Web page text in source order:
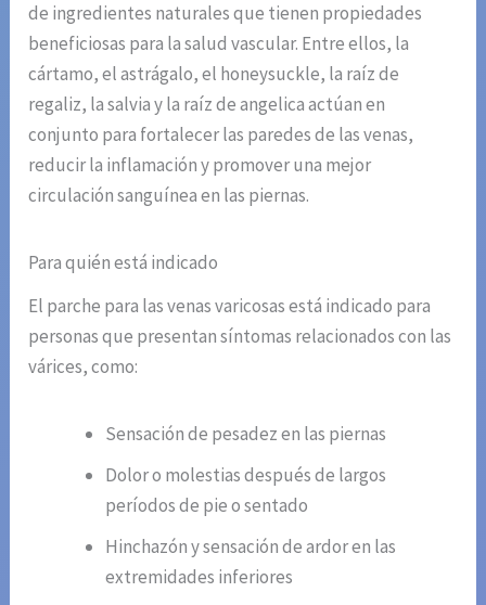
de ingredientes naturales que tienen propiedades
beneficiosas para la salud vascular. Entre ellos, la
cártamo, el astrágalo, el honeysuckle, la raíz de
regaliz, la salvia y la raíz de angelica actúan en
conjunto para fortalecer las paredes de las venas,
reducir la inflamación y promover una mejor
circulación sanguínea en las piernas.
Para quién está indicado
El parche para las venas varicosas está indicado para
personas que presentan síntomas relacionados con las
várices, como:
Sensación de pesadez en las piernas
Dolor o molestias después de largos
períodos de pie o sentado
Hinchazón y sensación de ardor en las
extremidades inferiores